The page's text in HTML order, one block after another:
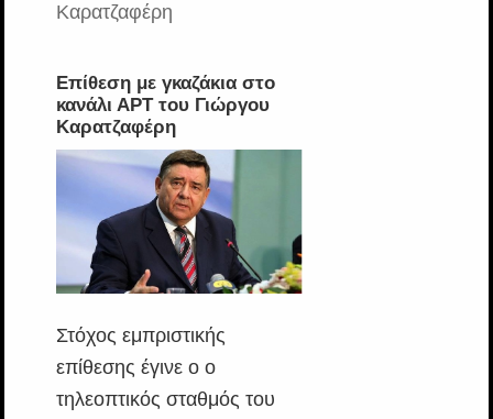
Καρατζαφέρη
Επίθεση με γκαζάκια στο
κανάλι ΑΡΤ του Γιώργου
Καρατζαφέρη
Στόχος εμπριστικής
επίθεσης έγινε ο ο
τηλεοπτικός σταθμός του